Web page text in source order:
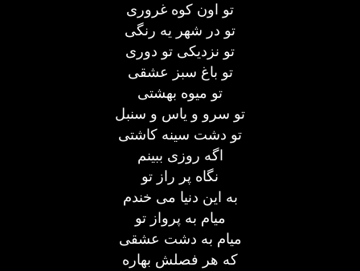
تو اون کوه غروری
تو در شهر یه رنگی
تو نزدیکی تو دوری
تو باغ سبز عشقی
تو میوه بهشتی
تو سرو و یاس و سنبل
تو دشت سینه کاشتی
اگه روزی ببینم
نگاه پر راز تو
به این دنیا می خندم
میام به پرواز تو
میام به دشت عشقی
که هر فصلش بهاره